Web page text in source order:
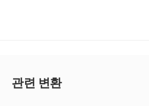
관련 변환